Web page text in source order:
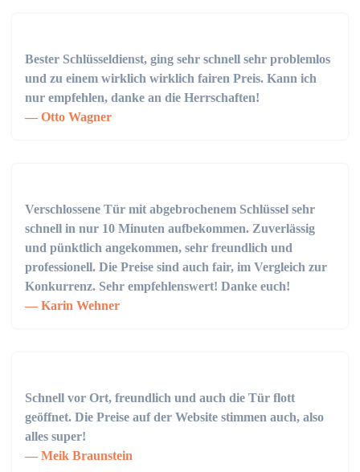
Bester Schlüsseldienst, ging sehr schnell sehr problemlos
und zu einem wirklich wirklich fairen Preis. Kann ich
nur empfehlen, danke an die Herrschaften!
Otto Wagner
Verschlossene Tür mit abgebrochenem Schlüssel sehr
schnell in nur 10 Minuten aufbekommen. Zuverlässig
und pünktlich angekommen, sehr freundlich und
professionell. Die Preise sind auch fair, im Vergleich zur
Konkurrenz. Sehr empfehlenswert! Danke euch!
Karin Wehner
Schnell vor Ort, freundlich und auch die Tür flott
geöffnet. Die Preise auf der Website stimmen auch, also
alles super!
Meik Braunstein